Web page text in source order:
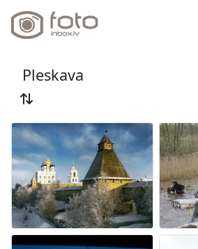
Pleskava